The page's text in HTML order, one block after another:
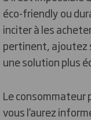
éco-friendly ou
inciter à les
pertinent, ajoutez
une solution plus
Le consommateur
vous l’aurez